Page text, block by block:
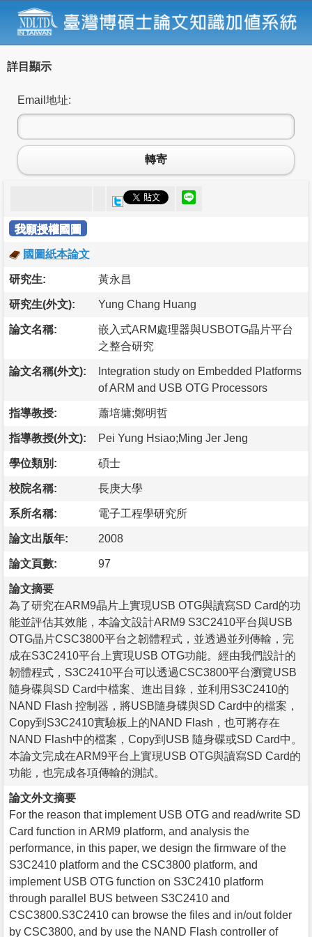
詳目顯示
Email地址:
轉寄
我願授權國圖
國圖紙本論文
研究生: 黃永昌
研究生(外文): Yung Chang Huang
論文名稱:
嵌入式ARM處理器與USBOTG晶片平台
之整合研究
論文名稱(外文):
Integration study on Embedded Platforms
of ARM and USB OTG Processors
指導教授: 蕭培墉;鄭明哲
指導教授(外文): Pei Yung Hsiao;Ming Jer Jeng
學位類別: 碩士
校院名稱: 長庚大學
系所名稱: 電子工程學研究所
論文出版年: 2008
論文頁數: 97
論文摘要
為了研究在ARM9晶片上實現USB OTG與讀寫SD Card的功
能並評估其效能，本論文設計ARM9 S3C2410平台與USB
OTG晶片CSC3800平台之韌體程式，並透過並列傳輸，完
成在S3C2410平台上實現USB OTG功能。經由我們設計的
韌體程式，S3C2410平台可以透過CSC3800平台瀏覽USB
隨身碟與SD Card中檔案、進出目錄，並利用S3C2410的
NAND Flash 控制器，將USB隨身碟與SD Card中的檔案，
Copy到S3C2410實驗板上的NAND Flash，也可將存在
NAND Flash中的檔案，Copy到USB 隨身碟或SD Card中。
本論文完成在ARM9平台上實現USB OTG與讀寫SD Card的
功能，也完成各項傳輸的測試。
論文外文摘要
For the reason that implement USB OTG and read/write SD
Card function in ARM9 platform, and analysis the
performance, in this paper, we design the firmware of the
S3C2410 platform and the CSC3800 platform, and
implement USB OTG function on S3C2410 platform
through parallel BUS between S3C2410 and
CSC3800.S3C2410 can browse the files and in/out folder
by CSC3800, and by use the NAND Flash controller of